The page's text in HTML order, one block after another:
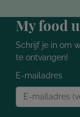
My food
Schrijf je in om
te ontvangen!
E-mailadres